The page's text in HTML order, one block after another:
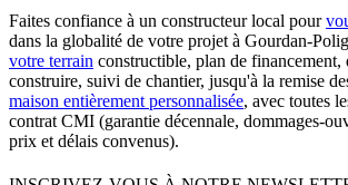
Faites confiance à un constructeur local pour
dans la globalité de votre projet à Gourdan-
votre terrain constructible, plan de financement,
construire, suivi de chantier, jusqu'à la remise
maison entièrement personnalisée, avec toutes
contrat CMI (garantie décennale, dommages-
prix et délais convenus).